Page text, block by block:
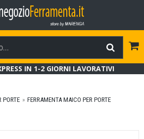
IN 1-2 GIORNI LAVORATIVI
PORTE FERRAMENTA MAICO PER PORTE